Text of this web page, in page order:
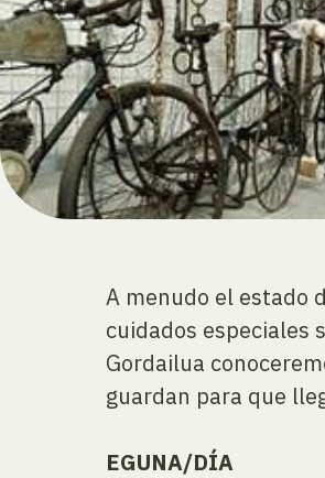
A menudo el estado
cuidados especiales
Gordailua
guardan para que
EGUNA/DÍA